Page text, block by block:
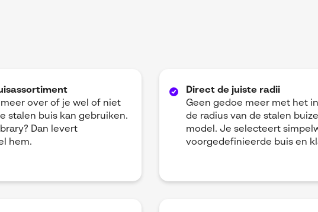
over of je wel of niet
stalen buis kan gebruiken.
Dan levert
hem.
Direct de juiste radii
Geen gedoe meer met het
de radius van de stalen
model. Je selecteert
voorgedefinieerde buis en